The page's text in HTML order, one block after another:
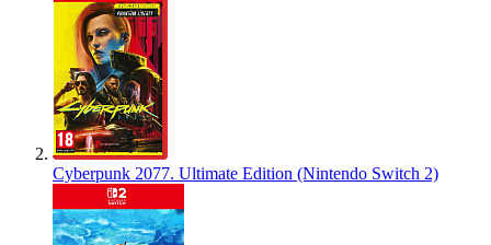
Cyberpunk 2077. Ultimate Edition (Nintendo Switch 2)